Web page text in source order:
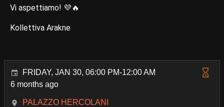
Vi aspettiamo! 💜🔥
Kollettiva Arakne
FRIDAY, JAN 30, 06:00 PM-12:00 AM
6 months ago
PALAZZO HERCOLANI